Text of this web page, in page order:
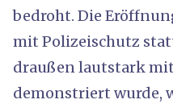
bedroht. Die
mit Polizeischutz
draußen lautstark
demonstriert wurde,